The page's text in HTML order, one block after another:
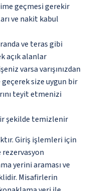
geçmesi gerekir
ve nakit kabul
ve teras gibi
açık alanlar
varsa varışınızdan
size uygun bir
teyit etmenizi
şekilde temizlenir
Giriş işlemleri için
rezervasyon
yerini araması ve
Misafirlerin